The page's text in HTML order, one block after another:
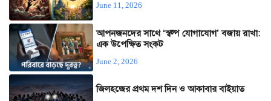
June 11, 2026
আপনজনদের সাথে ‘স্বল্প যোগাযোগ’ বজায় রাখা:
এক উপেক্ষিত সংকট
June 2, 2026
জিলহজের প্রথম দশ দিন ও আকাবার বাইয়াত